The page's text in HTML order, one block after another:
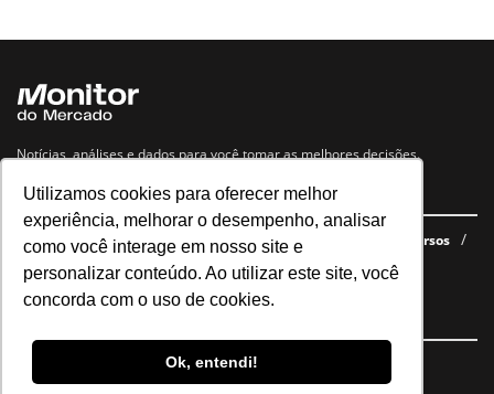
Utilizamos cookies para oferecer melhor
experiência, melhorar o desempenho, analisar
como você interage em nosso site e
personalizar conteúdo. Ao utilizar este site, você
concorda com o uso de cookies.
Ok, entendi!
Notícias, análises e dados para você tomar as melhores decisões.
Navegue no site
Últimas notícias Quem somos E-books gratuitos
Cursos
Política de privacidade